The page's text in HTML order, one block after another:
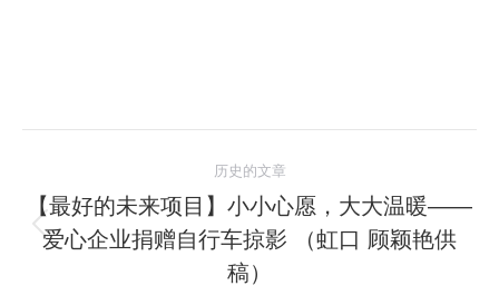
章
导
历史的文章
历
史
【最好的未来项目】小小心愿，大大温暖——
爱心企业捐赠自行车掠影 （虹口 顾颖艳供
稿）